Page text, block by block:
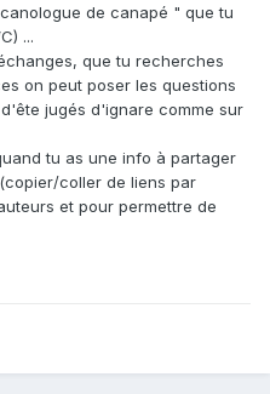
de canapé " que tu
...
que tu recherches
on peut poser les questions
jugés d'ignare comme sur
tu as une info à partager
coller de liens par
et pour permettre de